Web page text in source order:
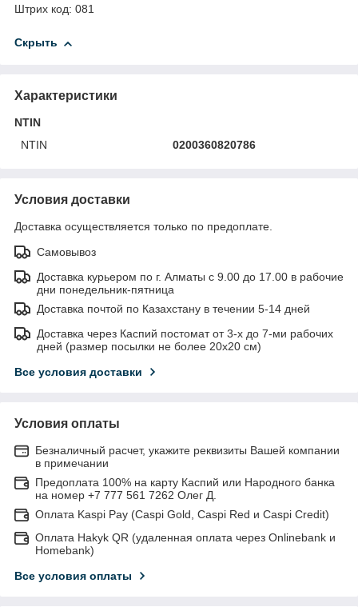
Штрих код: 081
Скрыть
Характеристики
NTIN
NTIN
0200360820786
Условия доставки
Доставка осуществляется только по предоплате.
Самовывоз
Доставка курьером по г. Алматы с 9.00 до 17.00 в рабочие
дни понедельник-пятница
Доставка почтой по Казахстану в течении 5-14 дней
Доставка через Каспий постомат от 3-х до 7-ми рабочих
дней (размер посылки не более 20х20 см)
Все условия доставки
Условия оплаты
Безналичный расчет, укажите реквизиты Вашей компании
в примечании
Предоплата 100% на карту Каспий или Народного банка
на номер +7 777 561 7262 Олег Д.
Оплата Kaspi Pay (Caspi Gold, Caspi Red и Caspi Credit)
Оплата Hakyk QR (удаленная оплата через Onlinebank и
Homebank)
Все условия оплаты